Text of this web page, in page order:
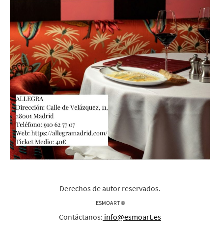
Derechos de autor reservados.
ESMOART ©
Contáctanos: info@esmoart.es